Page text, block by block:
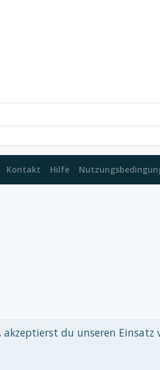
Kontakt Hilfe
du unseren Einsatz